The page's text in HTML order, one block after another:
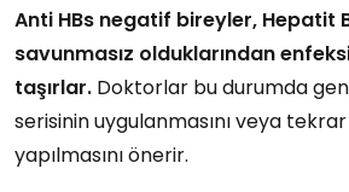
Anti HBs negatif bireyler, Hepatit
savunmasız olduklarından
taşırlar. Doktorlar bu durumda
serisinin uygulanmasınıveya
yapılmasınıönerir.